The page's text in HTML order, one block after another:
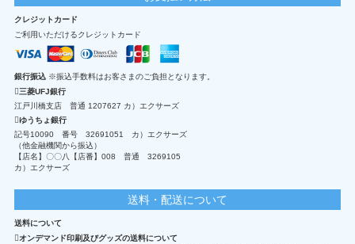
クレジットカード
ご利用いただけるクレジットカード
銀行振込 ※振込手数料はお客さまのご負担となります。
三菱UFJ銀行
江戸川橋支店 普通 1207627 カ）エクサーズ
ゆうちょ銀行
記号10090 番号 32691051 カ）エクサーズ
（他金融機関から振込）
【店名】〇〇八【店番】008 普通 3269105
カ）エクサーズ
送料・配送について
送料について
オンデマンド印刷及びグッズの送料について